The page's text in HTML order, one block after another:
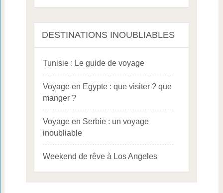
DESTINATIONS INOUBLIABLES
Tunisie : Le guide de voyage
Voyage en Egypte : que visiter ? que
manger ?
Voyage en Serbie : un voyage
inoubliable
Weekend de rêve à Los Angeles